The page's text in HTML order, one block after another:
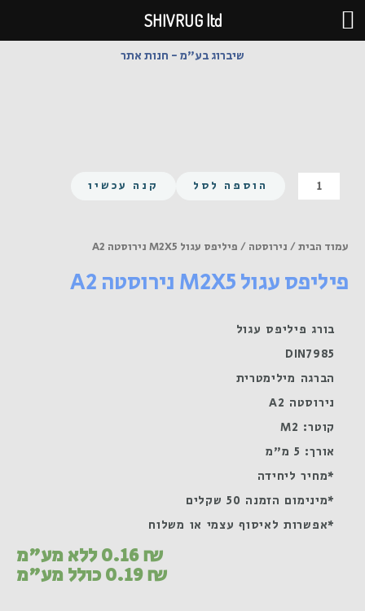
דילוג
לתוכן
שיברוג בע"מ - חנות אתר
כמות
של
נירוסטה
הוספה לסל קנה עכשיו
עמוד הבית/ נירוסטה / פיליפס עגול M2X5 נירוסטה A2
פיליפס עגול M2X5 נירוסטה A2
בורג פיליפס עגול
DIN7985
הברגה מילימטרית
נירוסטה A2
קוטר: M2
אורך: 5 מ"מ
*מחיר ליחידה
*מינימום הזמנה 50 שקלים
*אפשרות לאיסוף עצמי או משלוח
0.16₪ ללא מע"מ
0.19₪ כולל מע"מ
SHIVRUG ltd